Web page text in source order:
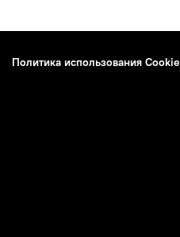
Политика использования Cookie